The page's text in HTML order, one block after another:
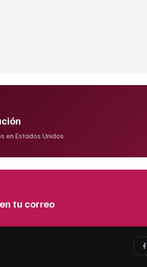
en Estados Unidos.
tu correo